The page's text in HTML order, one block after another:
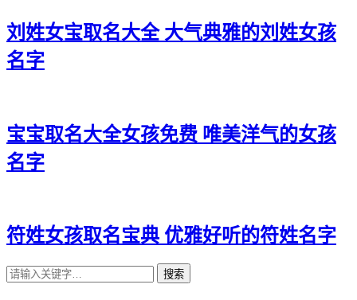
35、俪梓、璐奇、伊水、婉寻、紫婉
36、璐影、知冰、可芷、蕾林、滢卿
38、颍妤、安岚、欣梓、茹黛、缦虹
39、莉恩、萌依、梦雅、卿知、丽萱
41、冰如、林姗、枫念、滢朵、姗玥
43、娇虞、呜采、蓓兮、馨丽、碧影
刘姓女宝取名大全 大气典雅的刘姓女孩
名字
宝宝取名大全女孩免费 唯美洋气的女孩
名字
符姓女孩取名宝典 优雅好听的符姓名字
搜索